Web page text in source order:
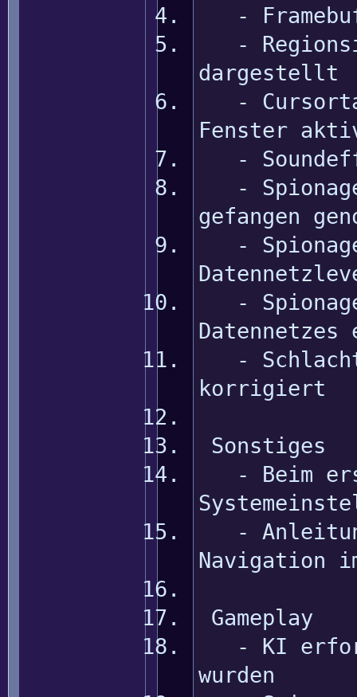
-
-
dargestellt
-
Fenster
-
- Spionage
gefangen
- Spionage
-
-
korrigiert
Sonstiges
- Beim
-
Navigation
Gameplay
- KI
wurden